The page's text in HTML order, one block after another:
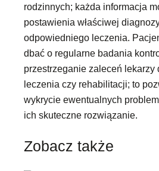
rodzinnych; każda informacja
postawienia właściwej
odpowiedniego leczenia.
dbać o regularne badania
przestrzeganie zaleceń lekarzy
leczenia czy rehabilitacji; to
wykrycie ewentualnych
ich skuteczne rozwiązanie.
Zobacz także